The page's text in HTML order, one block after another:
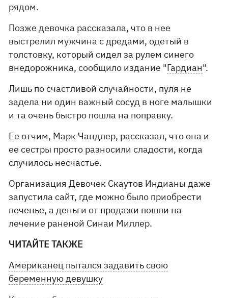
рядом.
Позже девочка рассказала, что в нее
выстрелил мужчина с дредами, одетый в
толстовку, который сидел за рулем синего
внедорожника, сообщило издание "Гардиан".
Лишь по счастливой случайности, пуля не
задела ни один важный сосуд в ноге малышки
и та очень быстро пошла на поправку.
Ее отчим, Марк Чандлер, рассказал, что она и
ее сестры просто разносили сладости, когда
случилось несчастье.
Организация Девочек Скаутов Индианы даже
запустила сайт, где можно было приобрести
печенье, а деньги от продажи пошли на
лечение раненой Синаи Миллер.
ЧИТАЙТЕ ТАКЖЕ
Американец пытался задавить свою
беременную девушку